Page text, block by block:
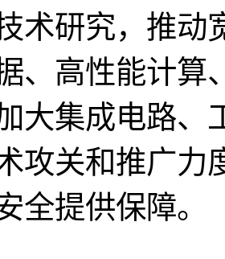
术研究，推动
、高性能计算
大集成电路、
攻关和推广力
全提供保障。